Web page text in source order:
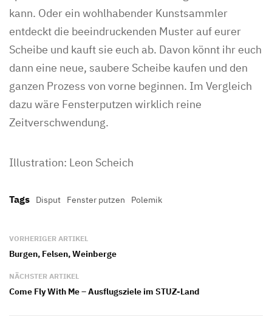
kann. Oder ein wohlhabender Kunstsammler
entdeckt die beeindruckenden Muster auf eurer
Scheibe und kauft sie euch ab. Davon könnt ihr euch
dann eine neue, saubere Scheibe kaufen und den
ganzen Prozess von vorne beginnen. Im Vergleich
dazu wäre Fensterputzen wirklich reine
Zeitverschwendung.
Illustration: Leon Scheich
Tags Disput Fenster putzen Polemik
VORHERIGER ARTIKEL
Burgen, Felsen, Weinberge
NÄCHSTER ARTIKEL
Come Fly With Me – Ausflugsziele im STUZ-Land